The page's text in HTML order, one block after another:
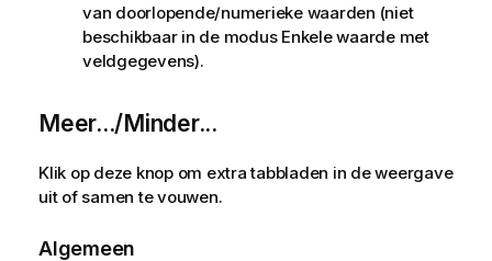
van doorlopende/numerieke waarden (niet
beschikbaar in de modus Enkele waarde met
veldgegevens).
Meer.../Minder...
Klik op deze knop om extra tabbladen in de weergave
uit of samen te vouwen.
Algemeen